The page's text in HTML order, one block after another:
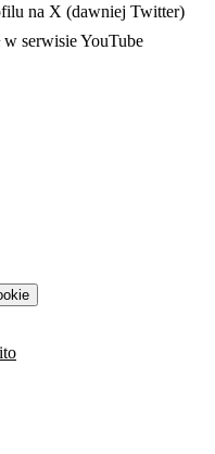
na X (dawniej Twitter)
w serwisie YouTube